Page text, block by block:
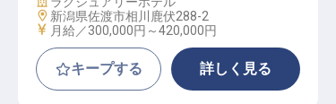
勤務地
新潟県佐渡市相川鹿伏288-2
給与
月給／300,000円～420,000円
キープする 詳しく見る